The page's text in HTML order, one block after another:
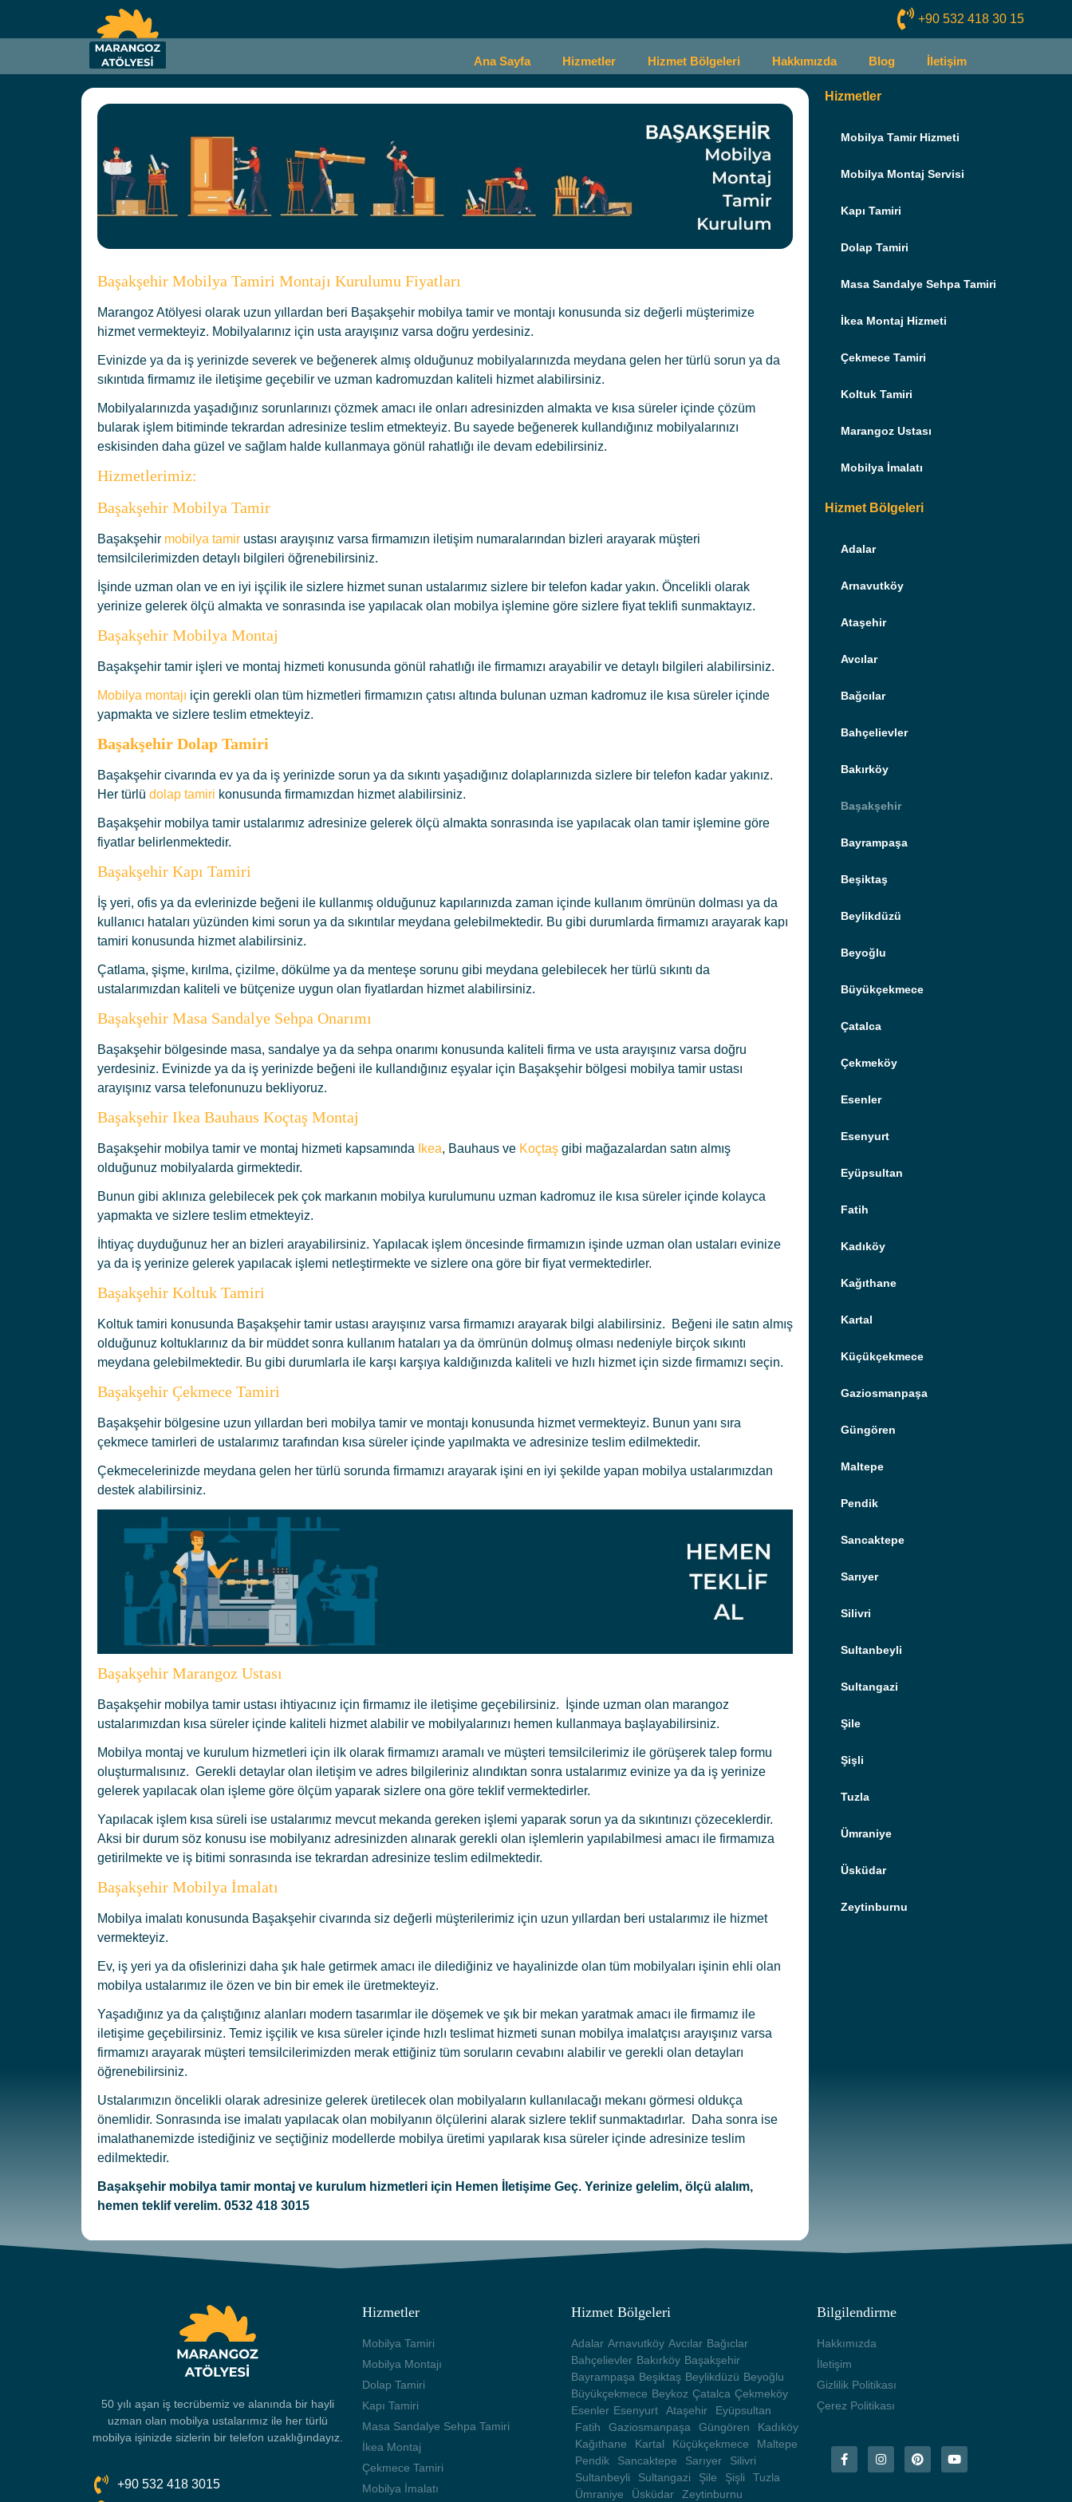
+90 532 418 30 15​
Ana Sayfa Hizmetler Hizmet Bölgeleri Hakkımızda Blog İletişim
Başakşehir Mobilya Tamiri Montajı Kurulumu Fiyatları
Marangoz Atölyesi olarak uzun yıllardan beri Başakşehir mobilya tamir ve montajı konusunda siz değerli müşterimize
hizmet vermekteyiz. Mobilyalarınız için usta arayışınız varsa doğru yerdesiniz.
Evinizde ya da iş yerinizde severek ve beğenerek almış olduğunuz mobilyalarınızda meydana gelen her türlü sorun ya da
sıkıntıda firmamız ile iletişime geçebilir ve uzman kadromuzdan kaliteli hizmet alabilirsiniz.
Mobilyalarınızda yaşadığınız sorunlarınızı çözmek amacı ile onları adresinizden almakta ve kısa süreler içinde çözüm
bularak işlem bitiminde tekrardan adresinize teslim etmekteyiz. Bu sayede beğenerek kullandığınız mobilyalarınızı
eskisinden daha güzel ve sağlam halde kullanmaya gönül rahatlığı ile devam edebilirsiniz.
Hizmetlerimiz:
Başakşehir Mobilya Tamir
Başakşehir mobilya tamir ustası arayışınız varsa firmamızın iletişim numaralarından bizleri arayarak müşteri
temsilcilerimizden detaylı bilgileri öğrenebilirsiniz.
İşinde uzman olan ve en iyi işçilik ile sizlere hizmet sunan ustalarımız sizlere bir telefon kadar yakın. Öncelikli olarak
yerinize gelerek ölçü almakta ve sonrasında ise yapılacak olan mobilya işlemine göre sizlere fiyat teklifi sunmaktayız.
Başakşehir Mobilya Montaj
Başakşehir tamir işleri ve montaj hizmeti konusunda gönül rahatlığı ile firmamızı arayabilir ve detaylı bilgileri alabilirsiniz.
Mobilya montajı için gerekli olan tüm hizmetleri firmamızın çatısı altında bulunan uzman kadromuz ile kısa süreler içinde
yapmakta ve sizlere teslim etmekteyiz.
Başakşehir Dolap Tamiri
Başakşehir civarında ev ya da iş yerinizde sorun ya da sıkıntı yaşadığınız dolaplarınızda sizlere bir telefon kadar yakınız.
Her türlü dolap tamiri konusunda firmamızdan hizmet alabilirsiniz.
Başakşehir mobilya tamir ustalarımız adresinize gelerek ölçü almakta sonrasında ise yapılacak olan tamir işlemine göre
fiyatlar belirlenmektedir.
Başakşehir Kapı Tamiri
İş yeri, ofis ya da evlerinizde beğeni ile kullanmış olduğunuz kapılarınızda zaman içinde kullanım ömrünün dolması ya da
kullanıcı hataları yüzünden kimi sorun ya da sıkıntılar meydana gelebilmektedir. Bu gibi durumlarda firmamızı arayarak kapı
tamiri konusunda hizmet alabilirsiniz.
Çatlama, şişme, kırılma, çizilme, dökülme ya da menteşe sorunu gibi meydana gelebilecek her türlü sıkıntı da
ustalarımızdan kaliteli ve bütçenize uygun olan fiyatlardan hizmet alabilirsiniz.
Başakşehir Masa Sandalye Sehpa Onarımı
Başakşehir bölgesinde masa, sandalye ya da sehpa onarımı konusunda kaliteli firma ve usta arayışınız varsa doğru
yerdesiniz. Evinizde ya da iş yerinizde beğeni ile kullandığınız eşyalar için Başakşehir bölgesi mobilya tamir ustası
arayışınız varsa telefonunuzu bekliyoruz.
Başakşehir Ikea Bauhaus Koçtaş Montaj
Başakşehir mobilya tamir ve montaj hizmeti kapsamında Ikea, Bauhaus ve Koçtaş gibi mağazalardan satın almış
olduğunuz mobilyalarda girmektedir.
Bunun gibi aklınıza gelebilecek pek çok markanın mobilya kurulumunu uzman kadromuz ile kısa süreler içinde kolayca
yapmakta ve sizlere teslim etmekteyiz.
İhtiyaç duyduğunuz her an bizleri arayabilirsiniz. Yapılacak işlem öncesinde firmamızın işinde uzman olan ustaları evinize
ya da iş yerinize gelerek yapılacak işlemi netleştirmekte ve sizlere ona göre bir fiyat vermektedirler.
Başakşehir Koltuk Tamiri
Koltuk tamiri konusunda Başakşehir tamir ustası arayışınız varsa firmamızı arayarak bilgi alabilirsiniz. Beğeni ile satın almış
olduğunuz koltuklarınız da bir müddet sonra kullanım hataları ya da ömrünün dolmuş olması nedeniyle birçok sıkıntı
meydana gelebilmektedir. Bu gibi durumlarla ile karşı karşıya kaldığınızda kaliteli ve hızlı hizmet için sizde firmamızı seçin.
Başakşehir Çekmece Tamiri
Başakşehir bölgesine uzun yıllardan beri mobilya tamir ve montajı konusunda hizmet vermekteyiz. Bunun yanı sıra
çekmece tamirleri de ustalarımız tarafından kısa süreler içinde yapılmakta ve adresinize teslim edilmektedir.
Çekmecelerinizde meydana gelen her türlü sorunda firmamızı arayarak işini en iyi şekilde yapan mobilya ustalarımızdan
destek alabilirsiniz.
Başakşehir Marangoz Ustası
Başakşehir mobilya tamir ustası ihtiyacınız için firmamız ile iletişime geçebilirsiniz. İşinde uzman olan marangoz
ustalarımızdan kısa süreler içinde kaliteli hizmet alabilir ve mobilyalarınızı hemen kullanmaya başlayabilirsiniz.
Mobilya montaj ve kurulum hizmetleri için ilk olarak firmamızı aramalı ve müşteri temsilcilerimiz ile görüşerek talep formu
oluşturmalısınız. Gerekli detaylar olan iletişim ve adres bilgileriniz alındıktan sonra ustalarımız evinize ya da iş yerinize
gelerek yapılacak olan işleme göre ölçüm yaparak sizlere ona göre teklif vermektedirler.
Yapılacak işlem kısa süreli ise ustalarımız mevcut mekanda gereken işlemi yaparak sorun ya da sıkıntınızı çözeceklerdir.
Aksi bir durum söz konusu ise mobilyanız adresinizden alınarak gerekli olan işlemlerin yapılabilmesi amacı ile firmamıza
getirilmekte ve iş bitimi sonrasında ise tekrardan adresinize teslim edilmektedir.
Başakşehir Mobilya İmalatı
Mobilya imalatı konusunda Başakşehir civarında siz değerli müşterilerimiz için uzun yıllardan beri ustalarımız ile hizmet
vermekteyiz.
Ev, iş yeri ya da ofislerinizi daha şık hale getirmek amacı ile dilediğiniz ve hayalinizde olan tüm mobilyaları işinin ehli olan
mobilya ustalarımız ile özen ve bin bir emek ile üretmekteyiz.
Yaşadığınız ya da çalıştığınız alanları modern tasarımlar ile döşemek ve şık bir mekan yaratmak amacı ile firmamız ile
iletişime geçebilirsiniz. Temiz işçilik ve kısa süreler içinde hızlı teslimat hizmeti sunan mobilya imalatçısı arayışınız varsa
firmamızı arayarak müşteri temsilcilerimizden merak ettiğiniz tüm soruların cevabını alabilir ve gerekli olan detayları
öğrenebilirsiniz.
Ustalarımızın öncelikli olarak adresinize gelerek üretilecek olan mobilyaların kullanılacağı mekanı görmesi oldukça
önemlidir. Sonrasında ise imalatı yapılacak olan mobilyanın ölçülerini alarak sizlere teklif sunmaktadırlar. Daha sonra ise
imalathanemizde istediğiniz ve seçtiğiniz modellerde mobilya üretimi yapılarak kısa süreler içinde adresinize teslim
edilmektedir.
Başakşehir mobilya tamir montaj ve kurulum hizmetleri için Hemen İletişime Geç. Yerinize gelelim, ölçü alalım,
hemen teklif verelim. 0532 418 3015
Hizmetler
Mobilya Tamir Hizmeti
Mobilya Montaj Servisi
Kapı Tamiri
Dolap Tamiri
Masa Sandalye Sehpa Tamiri
İkea Montaj Hizmeti
Çekmece Tamiri
Koltuk Tamiri
Marangoz Ustası
Mobilya İmalatı
Hizmet Bölgeleri
Adalar
Arnavutköy
Ataşehir
Avcılar
Bağcılar
Bahçelievler
Bakırköy
Başakşehir
Bayrampaşa
Beşiktaş
Beylikdüzü
Beyoğlu
Büyükçekmece
Çatalca
Çekmeköy
Esenler
Esenyurt
Eyüpsultan
Fatih
Kadıköy
Kağıthane
Kartal
Küçükçekmece
Gaziosmanpaşa
Güngören
Maltepe
Pendik
Sancaktepe
Sarıyer
Silivri
Sultanbeyli
Sultangazi
Şile
Şişli
Tuzla
Ümraniye
Üsküdar
Zeytinburnu
50 yılı aşan iş tecrübemiz ve alanında bir hayli
uzman olan mobilya ustalarımız ile her türlü
mobilya işinizde sizlerin bir telefon uzaklığındayız.
+90 532 418 3015
Hizmetler
Mobilya Tamiri
Mobilya Montajı
Dolap Tamiri
Kapı Tamiri
Masa Sandalye Sehpa Tamiri
İkea Montaj
Çekmece Tamiri
Mobilya İmalatı
Hizmet Bölgeleri
Adalar Arnavutköy Avcılar Bağıclar
Bahçelievler Bakırköy Başakşehir
Bayrampaşa Beşiktaş Beylikdüzü Beyoğlu
Büyükçekmece Beykoz Çatalca Çekmeköy
Esenler Esenyurt Ataşehir
Eyüpsultan
Fatih
Gaziosmanpaşa Güngören
Kadıköy
Kağıthane
Kartal Küçükçekmece
Maltepe
Pendik
Sancaktepe Sarıyer
Silivri
Sultanbeyli
Sultangazi Şile Şişli
Tuzla
Ümraniye
Üsküdar Zeytinburnu
Bilgilendirme
Hakkımızda
İletişim
Gizlilik Politikası
Çerez Politikası